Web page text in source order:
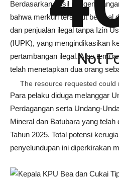
Berdasarkan hasil
bahwa merkuri tersebut berasal
dan penjualan ilegal tanpa Izin
(IUPK), yang mengindikasikan
pertambangan ilegal. Atas
telah menetapkan dua orang
Para pelaku diduga melanggar
Perdagangan serta Undang-
Mineral dan Batubara yang
Tahun 2025. Total potensi
penyelundupan ini diperkirakan
Not
The resource requested